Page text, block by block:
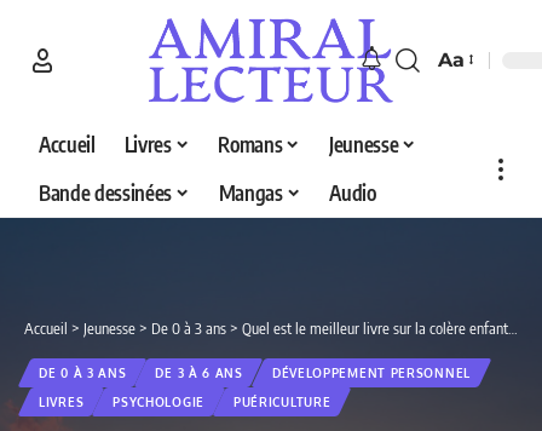
Aa
Accueil Livres Romans
Jeunesse
Bande dessinées
Mangas Audio
Accueil > Jeunesse > De 0 à 3 ans> Quel est le meilleur livre sur la colère enfant en 2026 ? Decouvrez nos 5 selections
DE 0 À 3 ANS DE 3 À 6 ANS
DÉVELOPPEMENT PERSONNEL
LIVRES
PSYCHOLOGIE PUÉRICULTURE